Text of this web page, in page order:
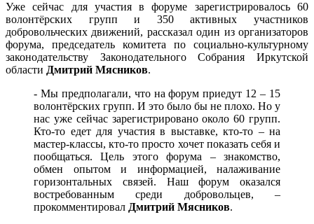
Уже сейчас для участия в форуме зарегистрировалось 60
волонтёрских групп и 350 активных участников
добровольческих движений, рассказал один из организаторов
форума, председатель комитета по социально-культурному
законодательству Законодательного Собрания Иркутской
области Дмитрий Мясников.
- Мы предполагали, что на форум приедут 12 – 15
волонтёрских групп. И это было бы не плохо. Но у
нас уже сейчас зарегистрировано около 60 групп.
Кто-то едет для участия в выставке, кто-то – на
мастер-классы, кто-то просто хочет показать себя и
пообщаться. Цель этого форума – знакомство,
обмен опытом и информацией, налаживание
горизонтальных связей. Наш форум оказался
востребованным среди добровольцев, –
прокомментировал Дмитрий Мясников.